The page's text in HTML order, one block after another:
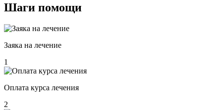
Шаги помощи
Заяка на лечение
1
Оплата курса лечения
2